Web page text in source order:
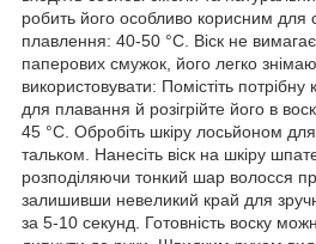
робить його особливо корисним для
плавлення: 40-50 °C. Віск не
паперових смужок, його легко
використовувати: Помістіть потрібну
для плавання й розігрійте його в
45 °C. Обробіть шкіру лосьйоном для
тальком. Нанесіть віск на шкіру
розподіляючи тонкий шар волосся
залишивши невеликий край для
за 5-10 секунд. Готовність воску